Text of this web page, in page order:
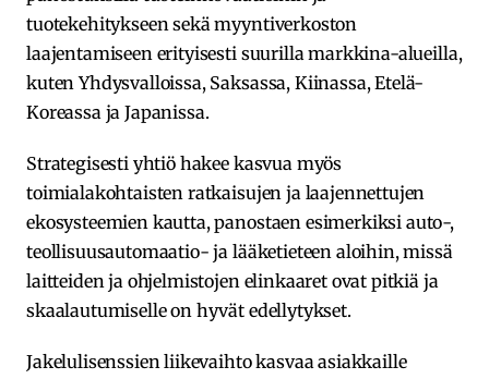
tuotekehitykseen sekä myyntiverkoston
laajentamiseen erityisesti suurilla markkina-alueilla,
kuten Yhdysvalloissa, Saksassa, Kiinassa, Etelä-
Koreassa ja Japanissa.
Strategisesti yhtiö hakee kasvua myös
toimialakohtaisten ratkaisujen ja laajennettujen
ekosysteemien kautta, panostaen esimerkiksi auto-,
teollisuusautomaatio- ja lääketieteen aloihin, missä
laitteiden ja ohjelmistojen elinkaaret ovat pitkiä ja
skaalautumiselle on hyvät edellytykset.
Jakelulisenssien liikevaihto kasvaa asiakkaille